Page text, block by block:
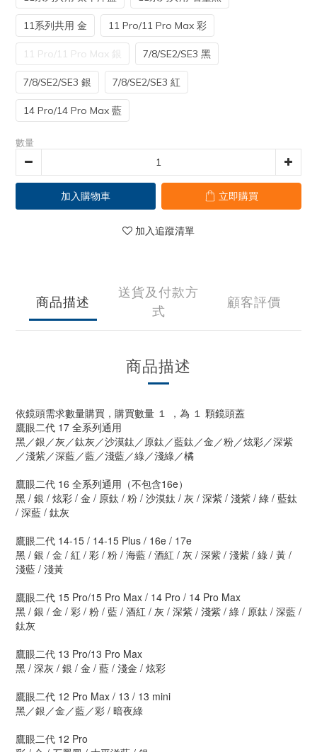
11系列共用 金 11 Pro/11 Pro Max 彩
11 Pro/11 Pro Max 銀 7/8/SE2/SE3 黑
7/8/SE2/SE3 銀 7/8/SE2/SE3 紅
14 Pro/14 Pro Max 藍
數量
加入購物車 立即購買
加入追蹤清單
商品描述
送貨及付款方
式
顧客評價
商品描述
依鏡頭需求數量購買，購買數量 １ ，為 １ 顆鏡頭蓋
鷹眼二代 17 全系列通用
黑／銀／灰／鈦灰／沙漠鈦／原鈦／藍鈦／金／粉／炫彩／深紫
／淺紫／深藍／藍／淺藍／綠／淺綠／橘
鷹眼二代 16 全系列通用（不包含16e）
黑 / 銀 / 炫彩 / 金 / 原鈦 / 粉 / 沙漠鈦 / 灰 / 深紫 / 淺紫 / 綠 / 藍鈦
/ 深藍 / 鈦灰
鷹眼二代 14-15 / 14-15 Plus / 16e / 17e
黑 / 銀 / 金 / 紅 / 彩 / 粉 / 海藍 / 酒紅 / 灰 / 深紫 / 淺紫 / 綠 / 黃 /
淺藍 / 淺黃
鷹眼二代 15 Pro/15 Pro Max / 14 Pro / 14 Pro Max
黑 / 銀 / 金 / 彩 / 粉 / 藍 / 酒紅 / 灰 / 深紫 / 淺紫 / 綠 / 原鈦 / 深藍 /
鈦灰
鷹眼二代 13 Pro/13 Pro Max
黑 / 深灰 / 銀 / 金 / 藍 / 淺金 / 炫彩
鷹眼二代 12 Pro Max / 13 / 13 mini
黑／銀／金／藍／彩 / 暗夜綠
鷹眼二代 12 Pro